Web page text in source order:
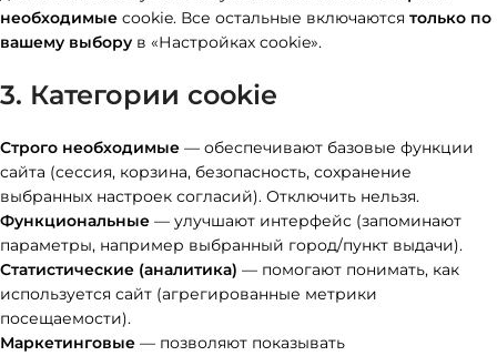
необходимые cookie. Все остальные включаются только по
вашему выбору в «Настройках cookie».
3. Категории cookie
Строго необходимые — обеспечивают базовые функции
сайта (сессия, корзина, безопасность, сохранение
выбранных настроек согласий). Отключить нельзя.
Функциональные — улучшают интерфейс (запоминают
параметры, например выбранный город/пункт выдачи).
Статистические (аналитика) — помогают понимать, как
используется сайт (агрегированные метрики
посещаемости).
Маркетинговые — позволяют показывать